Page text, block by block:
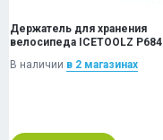
Держатель для хранения
велосипеда ICETOOLZ P684
В наличии в 2 магазинах